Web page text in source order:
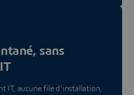
sans
IT, aucune file d'installation,